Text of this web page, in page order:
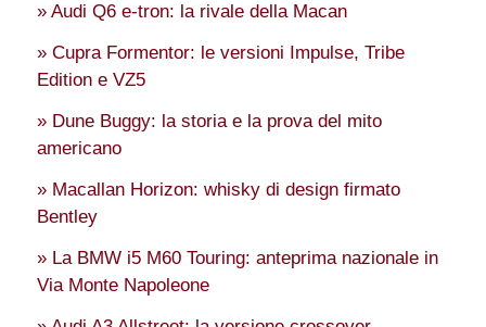
» Audi Q6 e-tron: la rivale della Macan
» Cupra Formentor: le versioni Impulse, Tribe
Edition e VZ5
» Dune Buggy: la storia e la prova del mito
americano
» Macallan Horizon: whisky di design firmato
Bentley
» La BMW i5 M60 Touring: anteprima nazionale in
Via Monte Napoleone